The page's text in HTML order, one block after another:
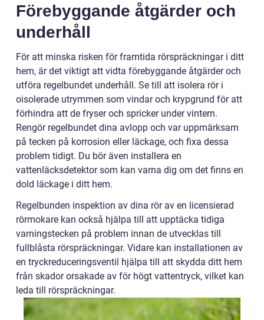
Förebyggande åtgärder och
underhåll
För att minska risken för framtida rörspräckningar i ditt
hem, är det viktigt att vidta förebyggande åtgärder och
utföra regelbundet underhåll. Se till att isolera rör i
oisolerade utrymmen som vindar och krypgrund för att
förhindra att de fryser och spricker under vintern.
Rengör regelbundet dina avlopp och var uppmärksam
på tecken på korrosion eller läckage, och fixa dessa
problem tidigt. Du bör även installera en
vattenläcksdetektor som kan varna dig om det finns en
dold läckage i ditt hem.
Regelbunden inspektion av dina rör av en licensierad
rörmokare kan också hjälpa till att upptäcka tidiga
varningstecken på problem innan de utvecklas till
fullblåsta rörspräckningar. Vidare kan installationen av
en tryckreduceringsventil hjälpa till att skydda ditt hem
från skador orsakade av för högt vattentryck, vilket kan
leda till rörspräckningar.